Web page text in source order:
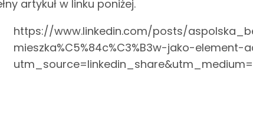
artykuł w linku poniżej.
https://www.linkedin.com/posts/
mieszka%C5%84c%C3%B3w-jako-element-